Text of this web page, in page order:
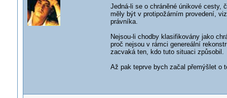
Jedná-li se o chráněné únikové cesty,
měly být v protipožárním provedení,
právníka.
Nejsou-li chodby klasifikovány jako
proč nejsou v rámci genereální
zacvaká ten, kdo tuto situaci způsobil.
Až pak teprve bych začal přemýšlet o